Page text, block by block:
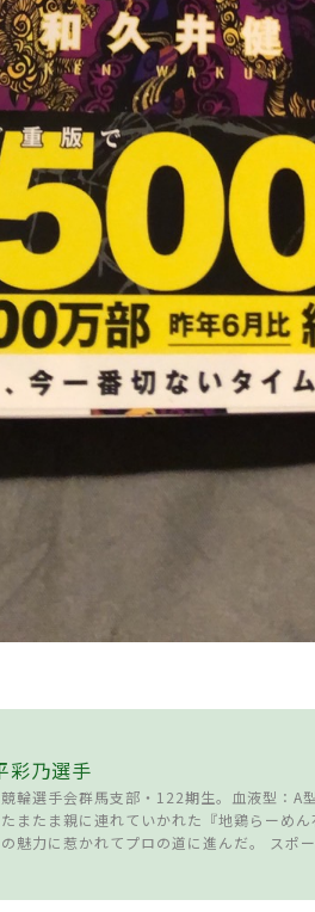
彩乃選手
輪選手会群馬支部・122期生。血液型：A
またま親に連れていかれた『地鶏らーめ
魅力に惹かれてプロの道に進んだ。 スポ